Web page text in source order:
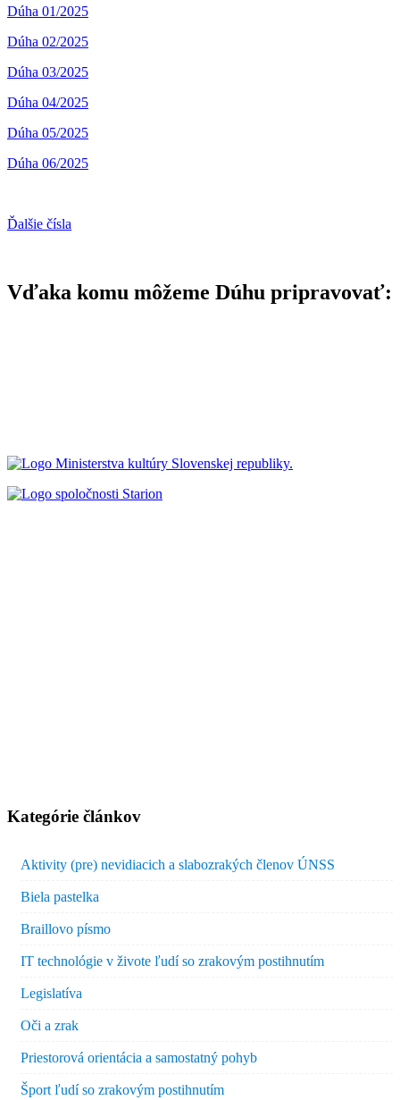
Dúha 01/2025
Dúha 02/2025
Dúha 03/2025
Dúha 04/2025
Dúha 05/2025
Dúha 06/2025
Ďalšie čísla
Vďaka komu môžeme Dúhu pripravovať:
Kategórie článkov
Aktivity (pre) nevidiacich a slabozrakých členov ÚNSS
Biela pastelka
Braillovo písmo
IT technológie v živote ľudí so zrakovým postihnutím
Legislatíva
Oči a zrak
Priestorová orientácia a samostatný pohyb
Šport ľudí so zrakovým postihnutím